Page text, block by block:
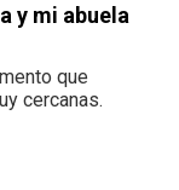
y mi abuela
que
cercanas.